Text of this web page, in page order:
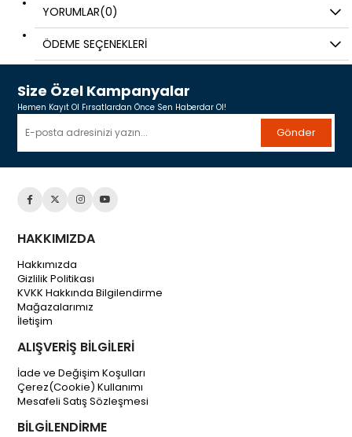
YORUMLAR(0)
ÖDEME SEÇENEKLERI
Size Özel Kampanyalar
Hemen Kayıt Ol Fırsatlardan Önce Sen Haberdar Ol!
Gönder
HAKKIMIZDA
Hakkımızda
Gizlilik Politikası
KVKK Hakkında Bilgilendirme
Mağazalarımız
İletişim
ALIŞVERİŞ BİLGİLERİ
İade ve Değişim Koşulları
Çerez(Cookie) Kullanımı
Mesafeli Satış Sözleşmesi
BİLGİLENDİRME